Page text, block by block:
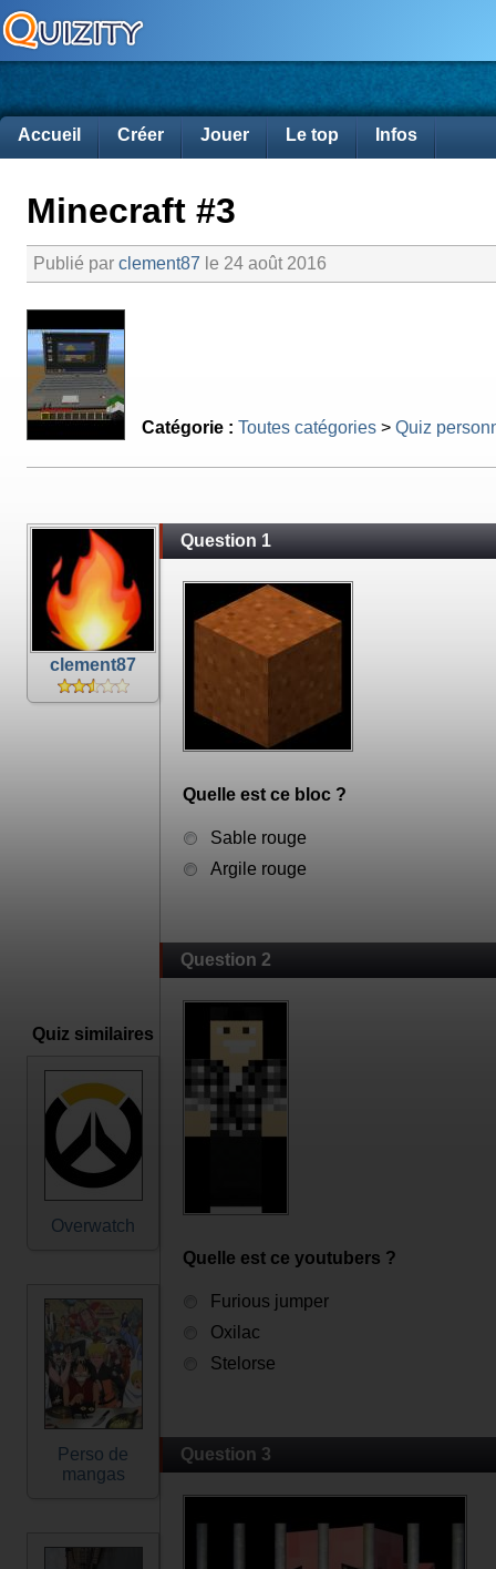
Accueil Créer Jouer Le top Infos
Minecraft #3
Publié par clement87 le 24 août 2016
Catégorie : Toutes catégories > Quiz
clement87
Quiz similaires
Overwatch
Perso de
mangas
Question 1
Quelle est ce bloc ?
Sable rouge
Argile rouge
Question 2
Quelle est ce youtubers ?
Furious jumper
Oxilac
Stelorse
Question 3